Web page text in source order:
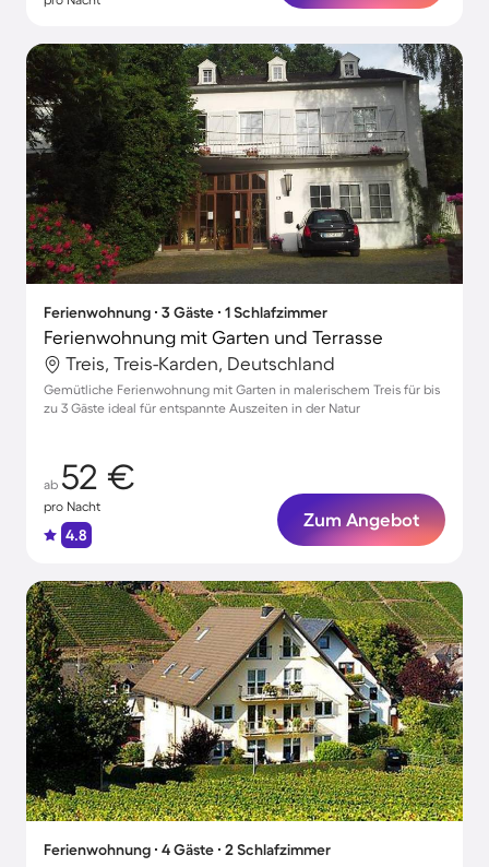
Ferienwohnung ∙ 3 Gäste ∙ 1 Schlafzimmer
Ferienwohnung mit Garten und Terrasse
Treis, Treis-Karden, Deutschland
Gemütliche Ferienwohnung mit Garten in malerischem Treis für bis
zu 3 Gäste ideal für entspannte Auszeiten in der Natur
ab 52 €
pro Nacht
4.8
Zum Angebot
Ferienwohnung ∙ 4 Gäste ∙ 2 Schlafzimmer